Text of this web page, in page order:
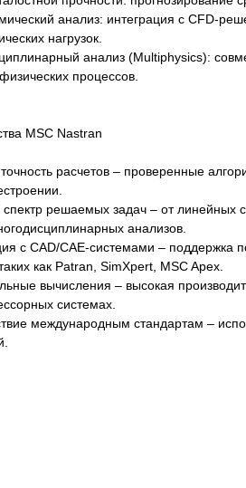
анализ: интеграция с CFD-
нагрузок.
анализ (Multiphysics):
процессов.
MSC Nastran
расчетов – проверенные
решаемых задач – от линейных
анализов.
с CAD/CAE-системами – поддержка
как Patran, SimXpert, MSC Apex.
вычисления – высокая
системах.
международным стандартам –